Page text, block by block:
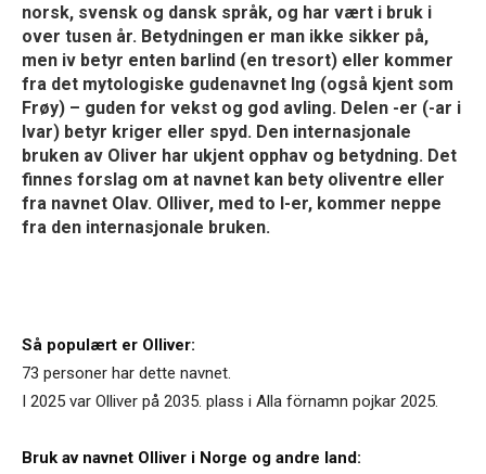
norsk, svensk og dansk språk, og har vært i bruk i
over tusen år. Betydningen er man ikke sikker på,
men iv betyr enten barlind (en tresort) eller kommer
fra det mytologiske gudenavnet Ing (også kjent som
Frøy) – guden for vekst og god avling. Delen -er (-ar i
Ivar) betyr kriger eller spyd. Den internasjonale
bruken av Oliver har ukjent opphav og betydning. Det
finnes forslag om at navnet kan bety oliventre eller
fra navnet Olav. Olliver, med to l-er, kommer neppe
fra den internasjonale bruken.
Så populært er Olliver:
73 personer har dette navnet.
I 2025 var Olliver på 2035. plass i Alla förnamn pojkar 2025.
Bruk av navnet Olliver i Norge og andre land: